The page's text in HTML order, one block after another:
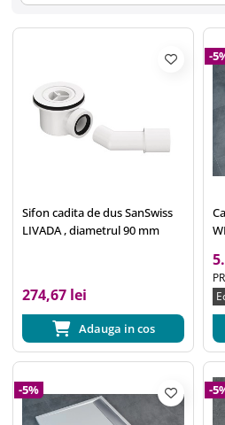
Sifon cadita de dus SanSwiss
LIVADA , diametrul 90 mm
274,67 lei
Adauga in cos
-
-5% -